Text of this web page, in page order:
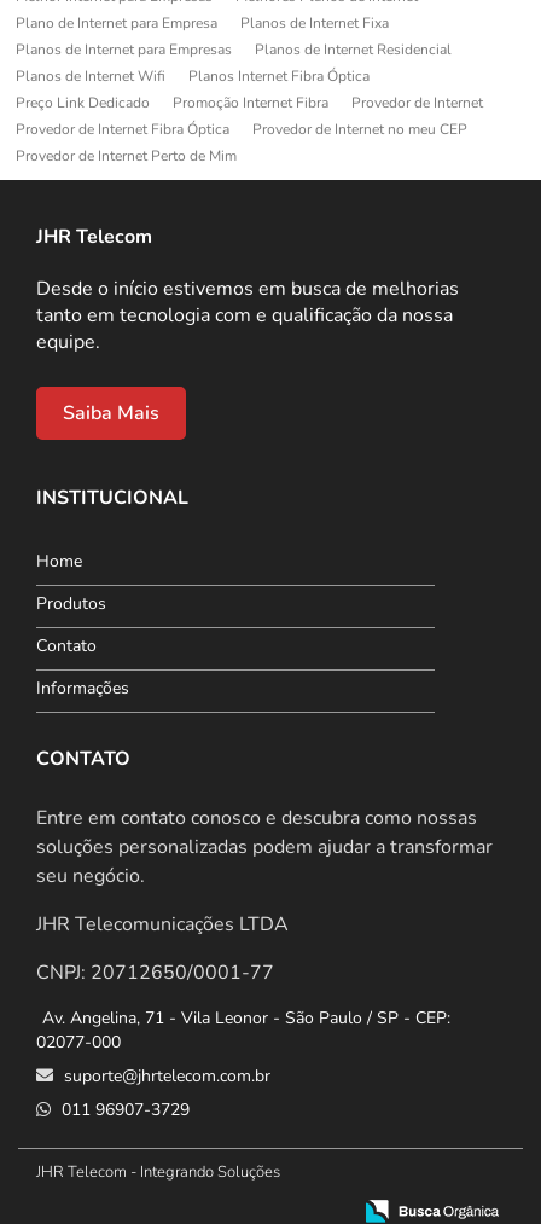
Plano de Internet para Empresa
Planos de Internet Fixa
Planos de Internet para Empresas
Planos de Internet Residencial
Planos de Internet Wifi
Planos Internet Fibra Óptica
Preço Link Dedicado
Promoção Internet Fibra
Provedor de Internet
Provedor de Internet Fibra Óptica
Provedor de Internet no meu CEP
Provedor de Internet Perto de Mim
JHR Telecom
Desde o início estivemos em busca de melhorias
tanto em tecnologia com e qualificação da nossa
equipe.
Saiba Mais
INSTITUCIONAL
Home
Produtos
Contato
Informações
CONTATO
Entre em contato conosco e descubra como nossas
soluções personalizadas podem ajudar a transformar
seu negócio.
JHR Telecomunicações LTDA
CNPJ: 20712650/0001-77
Av. Angelina, 71 - Vila Leonor - São Paulo / SP - CEP:
02077-000
suporte@jhrtelecom.com.br
011 96907-3729
JHR Telecom - Integrando Soluções